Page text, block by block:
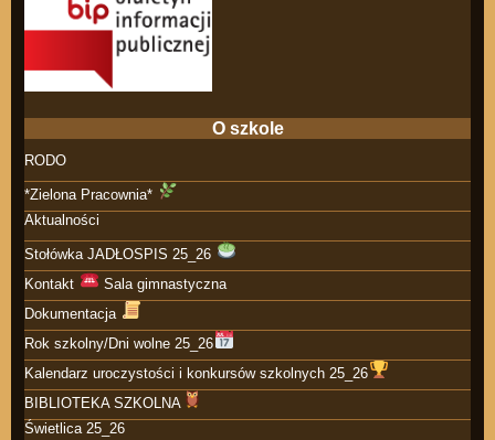
O szkole
RODO
*Zielona Pracownia*
Aktualności
Stołówka JADŁOSPIS 25_26
Kontakt
Sala gimnastyczna
Dokumentacja
Rok szkolny/Dni wolne 25_26
Kalendarz uroczystości i konkursów szkolnych 25_26
BIBLIOTEKA SZKOLNA
Świetlica 25_26